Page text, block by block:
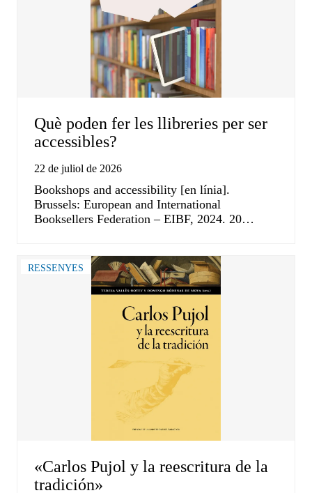
Què poden fer les llibreries per ser
accessibles?
22 de juliol de 2026
Bookshops and accessibility [en línia].
Brussels: European and International
Booksellers Federation – EIBF, 2024. 20…
RESSENYES
«Carlos Pujol y la reescritura de la
tradición»